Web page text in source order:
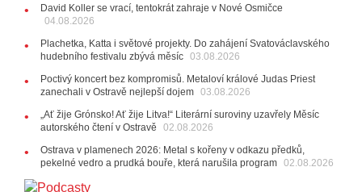
10:06
Ladná Čeladná nabídne Olympic, Langerovou i
Kirschner, návštěvníci nově zaplatí už jen pomocí čipů
24.07.2026
Zpěvačka Tanja vydala nové EP Plamen
22.07.2026
roku jsme upgradovali naši show
AUDIO
20:09
Na Novou Osmičku míří Bára Zmeková Trio.
Výrazná osobnost české alternativní scény zahraje ve
Frýdku-Místku
David Koller se vrací, tentokrát zahraje v Nové Osmičce
04.08.2026
Plachetka, Katta i světové projekty. Do zahájení Svatováclavského
hudebního festivalu zbývá měsíc 03.08.2026
Poctivý koncert bez kompromisů. Metaloví králové Judas Priest
zanechali v Ostravě nejlepší dojem 03.08.2026
„Ať žije Grónsko! Ať žije Litva!“ Literární suroviny uzavřely Měsíc
autorského čtení v Ostravě
02.08.2026
Ostrava v plamenech 2026: Metal s kořeny v odkazu předků,
pekelné vedro a prudká bouře, která narušila program 02.08.2026